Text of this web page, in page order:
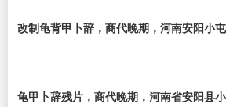
改制龟背甲卜辞，商代晚期，河南安阳小
龟甲卜辞残片，商代晚期，河南省安阳县